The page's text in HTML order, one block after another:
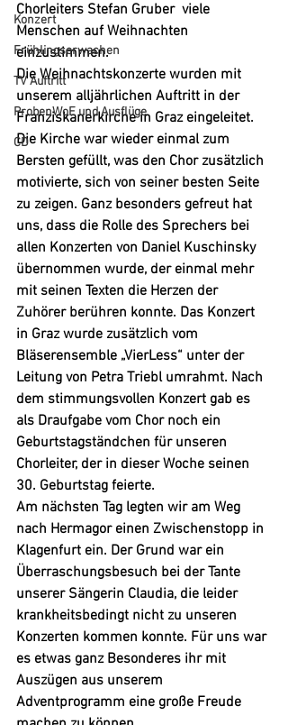
Konzert
Frühlingserwachen
TV Auftritt
ProbenWoE und Ausflüge
CD
Chorleiters Stefan Gruber viele
Menschen auf Weihnachten
einzustimmen.
Die Weihnachtskonzerte wurden mit
unserem alljährlichen Auftritt in der
Franziskanerkirche in Graz eingeleitet.
Die Kirche war wieder einmal zum
Bersten gefüllt, was den Chor zusätzlich
motivierte, sich von seiner besten Seite
zu zeigen. Ganz besonders gefreut hat
uns, dass die Rolle des Sprechers bei
allen Konzerten von Daniel Kuschinsky
übernommen wurde, der einmal mehr
mit seinen Texten die Herzen der
Zuhörer berühren konnte. Das Konzert
in Graz wurde zusätzlich vom
Bläserensemble „VierLess“ unter der
Leitung von Petra Triebl umrahmt. Nach
dem stimmungsvollen Konzert gab es
als Draufgabe vom Chor noch ein
Geburtstagständchen für unseren
Chorleiter, der in dieser Woche seinen
30. Geburtstag feierte.
Am nächsten Tag legten wir am Weg
nach Hermagor einen Zwischenstopp in
Klagenfurt ein. Der Grund war ein
Überraschungsbesuch bei der Tante
unserer Sängerin Claudia, die leider
krankheitsbedingt nicht zu unseren
Konzerten kommen konnte. Für uns war
es etwas ganz Besonderes ihr mit
Auszügen aus unserem
Adventprogramm eine große Freude